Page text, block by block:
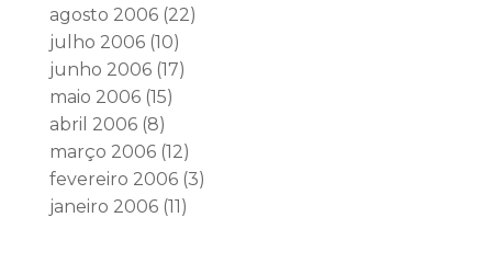
agosto 2006(22)
julho 2006(10)
junho 2006(17)
maio 2006(15)
abril 2006(8)
março 2006(12)
fevereiro 2006(3)
janeiro 2006(11)